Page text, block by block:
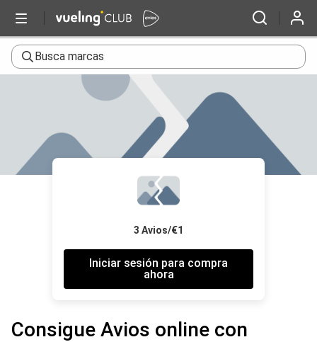
Busca marcas
3 Avios/€1
Iniciar sesión para compra
ahora
Consigue Avios online con